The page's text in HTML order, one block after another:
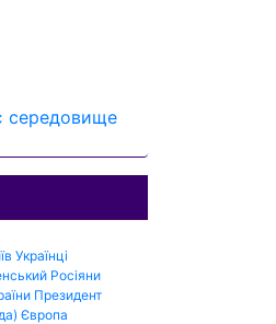
середовище
Українці
Росіяни
Президент
Європа